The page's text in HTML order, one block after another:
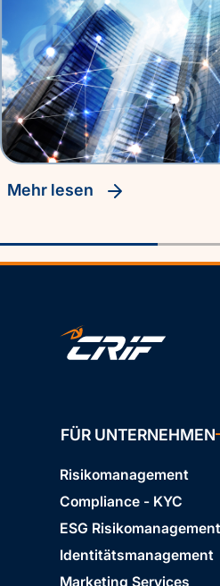
Mehr lesen
FÜR UNTERNEHMEN
Risikomanagement
Compliance - KYC
ESG Risikomanagement
Identitätsmanagement
Marketing Services